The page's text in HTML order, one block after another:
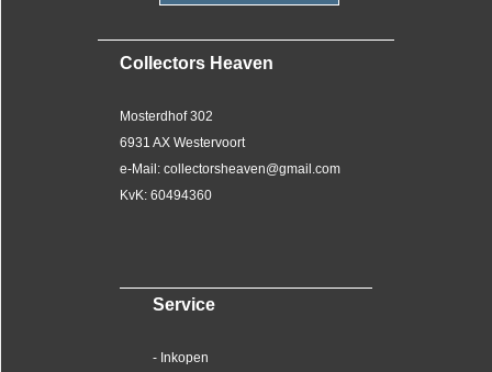
Collectors Heaven
Mosterdhof 302
6931 AX Westervoort
e-Mail: collectorsheaven@gmail.com
KvK: 60494360
Service
- Inkopen